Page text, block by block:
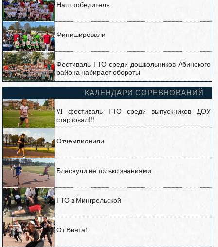
Наш победитель
Финишировали
Фестиваль ГТО среди дошкольников Абинского
района набирает обороты
КАЛЕНДАРИ СОРЕВНОВАНИЙ
VI фестиваль ГТО среди выпускников ДОУ
стартовал!!!
Отчемпионили
Блеснули не только знаниями
ГТО в Мингрельской
От Винта!